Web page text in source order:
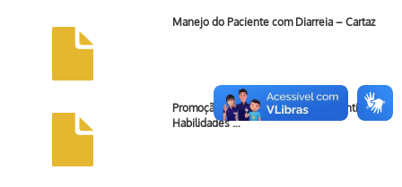
Manejo do Paciente com Diarreia – Cartaz
Promoção do Desenvolvimento Infantil e de
Habilidades …